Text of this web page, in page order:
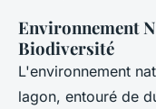
Environnement
Biodiversité
L'environnement
lagon, entouré de